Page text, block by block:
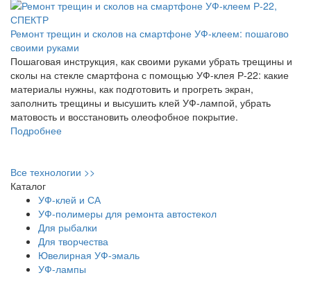
Ремонт трещин и сколов на смартфоне УФ-клеем: пошагово
своими руками
Пошаговая инструкция, как своими руками убрать трещины и
сколы на стекле смартфона с помощью УФ-клея Р-22: какие
материалы нужны, как подготовить и прогреть экран,
заполнить трещины и высушить клей УФ-лампой, убрать
матовость и восстановить олеофобное покрытие.
Подробнее
Все технологии >>
Каталог
УФ-клей и СА
УФ-полимеры для ремонта автостекол
Для рыбалки
Для творчества
Ювелирная УФ-эмаль
УФ-лампы